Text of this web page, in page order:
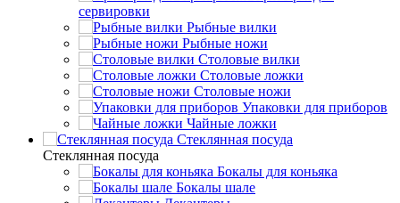
сервировки
Рыбные вилки
Рыбные ножи
Столовые вилки
Столовые ложки
Столовые ножи
Упаковки для приборов
Чайные ложки
Стеклянная посуда
Стеклянная посуда
Бокалы для коньяка
Бокалы шале